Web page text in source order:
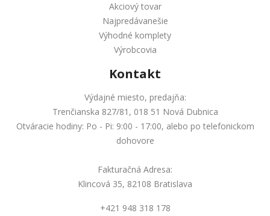
Akciový tovar
Najpredávanešie
Výhodné komplety
Výrobcovia
Kontakt
Výdajné miesto, predajňa:
Trenčianska 827/81, 018 51 Nová Dubnica
Otváracie hodiny: Po - Pi: 9:00 - 17:00, alebo po telefonickom
dohovore
Fakturačná Adresa:
Klincová 35, 82108 Bratislava
+421 948 318 178